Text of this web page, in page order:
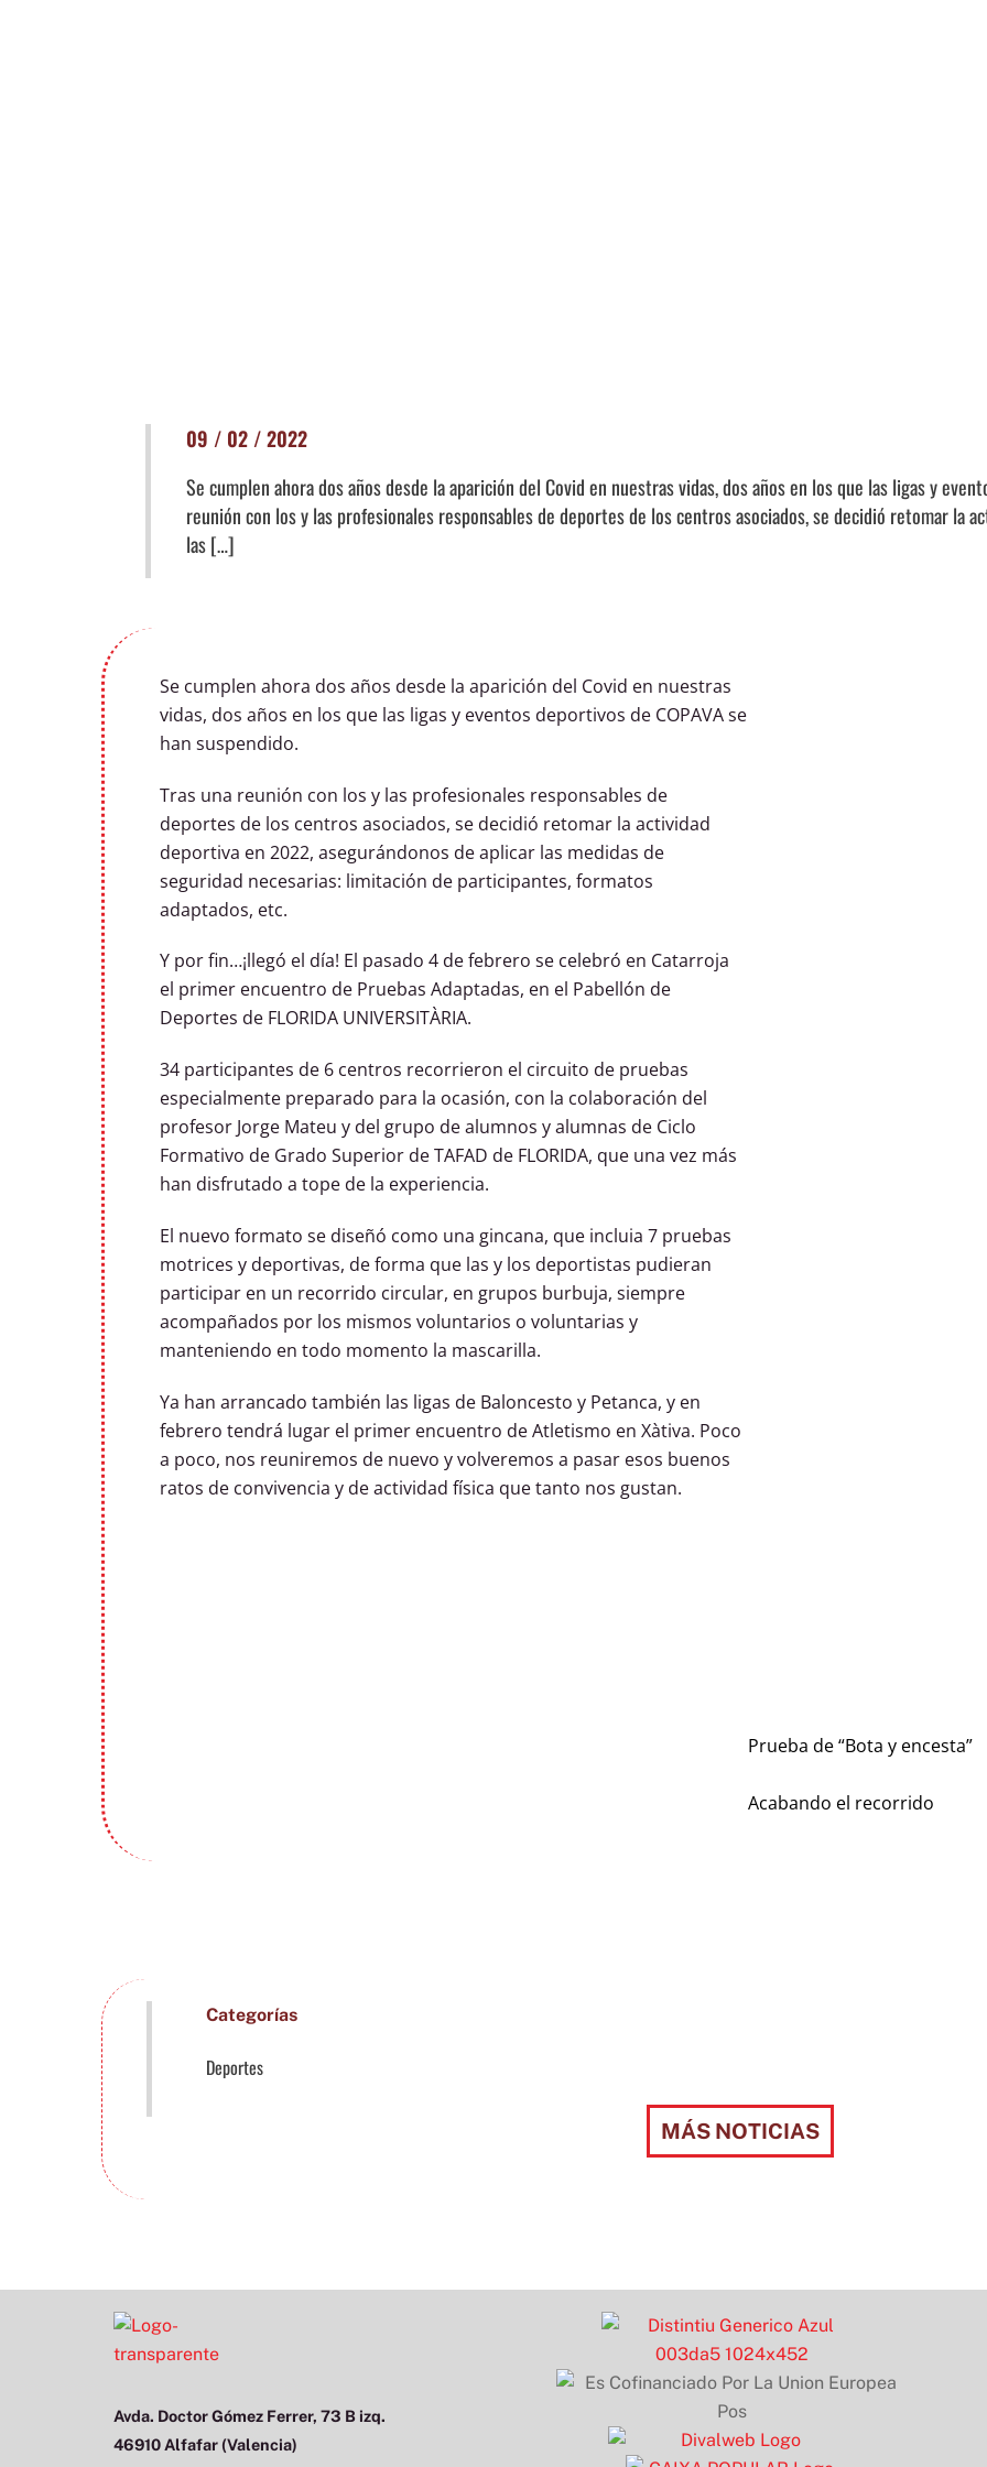
09 / 02 / 2022
Se cumplen ahora dos años desde la aparición del Covid en nuestras vidas, dos años en los que las ligas y
reunión con los y las profesionales responsables de deportes de los centros asociados, se decidió retomar la
las […]
Se cumplen ahora dos años desde la aparición del Covid en nuestras
vidas, dos años en los que las ligas y eventos deportivos de COPAVA se
han suspendido.
Tras una reunión con los y las profesionales responsables de
deportes de los centros asociados, se decidió retomar la actividad
deportiva en 2022, asegurándonos de aplicar las medidas de
seguridad necesarias: limitación de participantes, formatos
adaptados, etc.
Y por fin…¡llegó el día! El pasado 4 de febrero se celebró en Catarroja
el primer encuentro de Pruebas Adaptadas, en el Pabellón de
Deportes de FLORIDA UNIVERSITÀRIA.
34 participantes de 6 centros recorrieron el circuito de pruebas
especialmente preparado para la ocasión, con la colaboración del
profesor Jorge Mateu y del grupo de alumnos y alumnas de Ciclo
Formativo de Grado Superior de TAFAD de FLORIDA, que una vez más
han disfrutado a tope de la experiencia.
El nuevo formato se diseñó como una gincana, que incluia 7 pruebas
motrices y deportivas, de forma que las y los deportistas pudieran
participar en un recorrido circular, en grupos burbuja, siempre
acompañados por los mismos voluntarios o voluntarias y
manteniendo en todo momento la mascarilla.
Ya han arrancado también las ligas de Baloncesto y Petanca, y en
febrero tendrá lugar el primer encuentro de Atletismo en Xàtiva. Poco
a poco, nos reuniremos de nuevo y volveremos a pasar esos buenos
ratos de convivencia y de actividad física que tanto nos gustan.
Prueba de “Bota y encesta”
Acabando el recorrido
Categorías
Deportes
MÁS NOTICIAS
Avda. Doctor Gómez Ferrer, 73 B izq.
46910 Alfafar (Valencia)